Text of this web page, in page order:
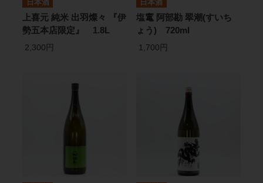
日本酒
上喜元 純米 出羽燦々 『伊
勢五本店限定』 1.8L
2,300円
日本酒
塩竃 阿部勘 翠潮(すいち
ょう) 720ml
1,700円